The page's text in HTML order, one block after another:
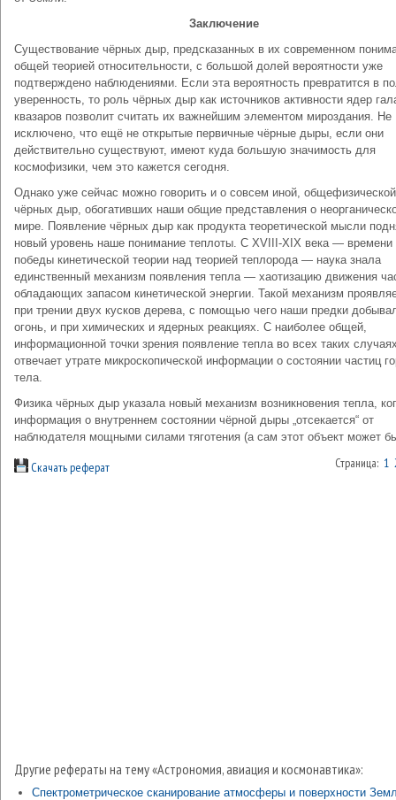
Заключение
Существование чёрных дыр, предсказанных в их современном
общей теорией относительности, с большой долей вероятности уже
подтверждено наблюдениями. Если эта вероятность превратится в
уверенность, то роль чёрных дыр как источников активности ядер
квазаров позволит считать их важнейшим элементом мироздания. Не
исключено, что ещё не открытые первичные чёрные дыры, если они
действительно существуют, имеют куда большую значимость для
космофизики, чем это кажется сегодня.
Однако уже сейчас можно говорить и о совсем иной,
чёрных дыр, обогативших наши общие представления о
мире. Появление чёрных дыр как продукта теоретической мысли
новый уровень наше понимание теплоты. С XVIII-XIX века — времени
победы кинетической теории над теорией теплорода — наука знала
единственный механизм появления тепла — хаотизацию движения
обладающих запасом кинетической энергии. Такой механизм
при трении двух кусков дерева, с помощью чего наши предки
огонь, и при химических и ядерных реакциях. С наиболее общей,
информационной точки зрения появление тепла во всех таких
отвечает утрате микроскопической информации о состоянии частиц
тела.
Физика чёрных дыр указала новый механизм возникновения тепла,
информация о внутреннем состоянии чёрной дыры „отсекается“ от
наблюдателя мощными силами тяготения (а сам этот объект может
Скачать реферат Страница: 1
Другие рефераты на тему «Астрономия, авиация и космонавтика»:
Спектрометрическое сканирование атмосферы и поверхности